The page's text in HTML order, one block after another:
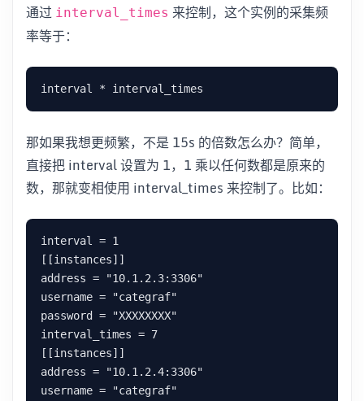
通过 interval_times 来控制，这个实例的采集频
率等于：
那如果我想更频繁，不是 15s 的倍数怎么办？简单，
直接把 interval 设置为 1，1 乘以任何数都是原来的
数，那就变相使用 interval_times 来控制了。比如：
interval = 1
[[instances]]
address = "10.1.2.3:3306"
username = "categraf"
password = "XXXXXXXX"
interval_times = 7
[[instances]]
address = "10.1.2.4:3306"
username = "categraf"